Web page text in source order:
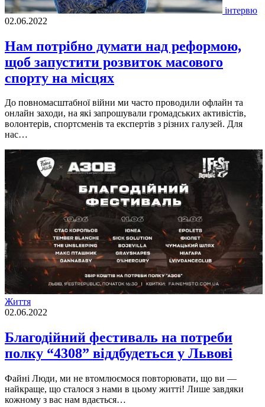
інтервю
02.06.2022
Нам потрібно думати над реформою,
щоб запустити розвиток масового
спорту на місцях
До повномасштабної війни ми часто проводили офлайн та
онлайн заходи, на які запрошували громадських активістів,
волонтерів, спортсменів та експертів з різних галузей. Для
нас…
Життя
02.06.2022
Благодійний фестиваль на потреби
полку “4308” віддбудеться у Львові
Файні Люди, ми не втомлюємося повторювати, що ви —
найкраще, що сталося з нами в цьому житті! Лише завдяки
кожному з вас нам вдається…